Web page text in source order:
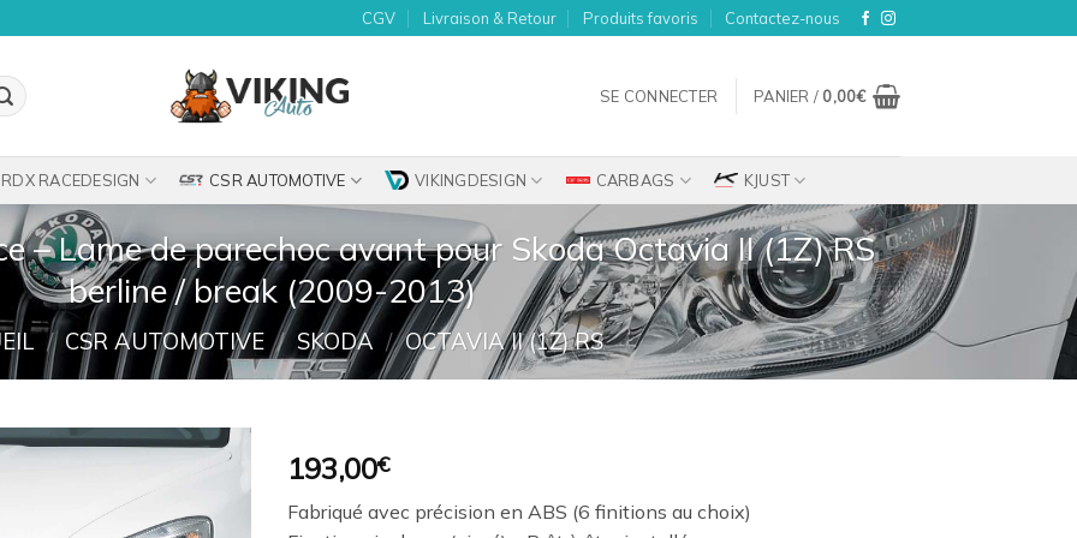
CGV Livraison & Retour Produits favoris Contactez-nous
SE CONNECTER PANIER / 0,00€
RDX RACEDESIGN CSR AUTOMOTIVE VIKINGDESIGN CARBAGS KJUST
– Lame de parechoc avant pour Skoda Octavia II (1Z) RS
berline / break (2009-2013)
/ CSR AUTOMOTIVE / SKODA / OCTAVIA II (1Z) RS
à la
193,00€
Fabriqué avec précision en ABS (6 finitions au choix)